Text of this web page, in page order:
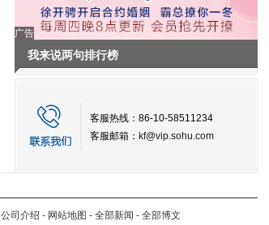
广告
我来说两句排行榜
客服热线：86-10-58511234
客服邮箱： kf@vip.sohu.com
公司介绍 - 网站地图 - 全部新闻 - 全部博文